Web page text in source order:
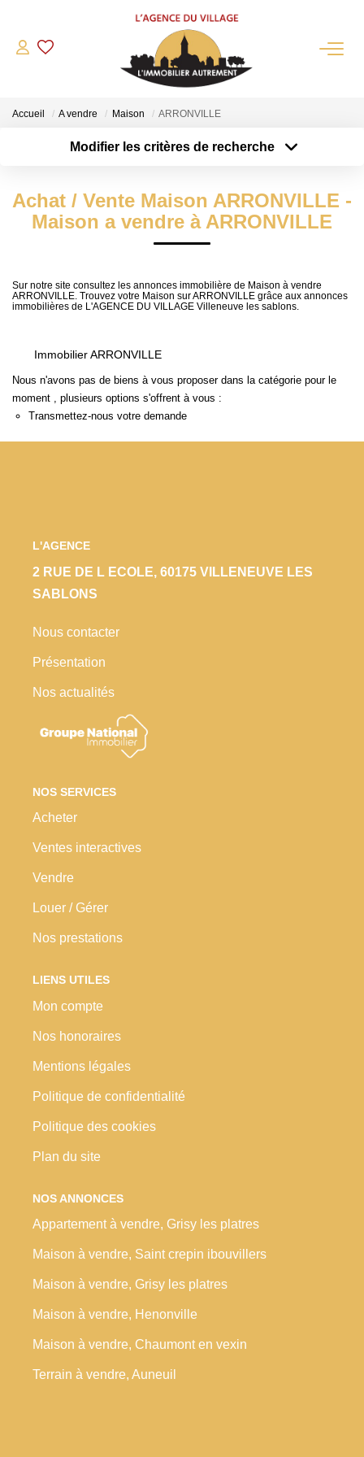
QUI SOMMES-NOUS?
L'agence
Notre Équipe
Nos Partenaires
NOS ACTUALITÉS
ACHETER
Pavillons Et Villas
Locaux Commerciaux
Appartements
VENTES INTERACTIVES
NOS CLIENTS
Nos Prestations
Accueil A vendre Maison ARRONVILLE
Modifier les critères de recherche
Sélectionnez...
Type de bien
Surface min
Créer une alerte
Achat / Vente Maison ARRONVILLE -
Maison a vendre à ARRONVILLE
Sur notre site consultez les annonces immobilière de Maison à vendre
ARRONVILLE. Trouvez votre Maison sur ARRONVILLE grâce aux annonces
immobilières de L'AGENCE DU VILLAGE Villeneuve les sablons.
Immobilier ARRONVILLE
Nous n'avons pas de biens à vous proposer dans la catégorie pour le
moment , plusieurs options s'offrent à vous :
Transmettez-nous votre demande
L'AGENCE
2 RUE DE L ECOLE, 60175 VILLENEUVE LES
SABLONS
Nous contacter
Présentation
Nos actualités
NOS SERVICES
Acheter
Ventes interactives
Vendre
Louer / Gérer
Nos prestations
LIENS UTILES
Mon compte
Nos honoraires
Mentions légales
Politique de confidentialité
Politique des cookies
Plan du site
NOS ANNONCES
Appartement à vendre, Grisy les platres
Maison à vendre, Saint crepin ibouvillers
Maison à vendre, Grisy les platres
Maison à vendre, Henonville
Maison à vendre, Chaumont en vexin
Terrain à vendre, Auneuil